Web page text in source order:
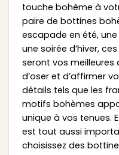
touche bohème à
paire de bottines
escapade en été,
une soirée d’hiver,
seront vos meilleures
d’oser et d’affirmer
détails tels que les
motifs bohèmes
unique à vos tenues.
est tout aussi
choisissez des